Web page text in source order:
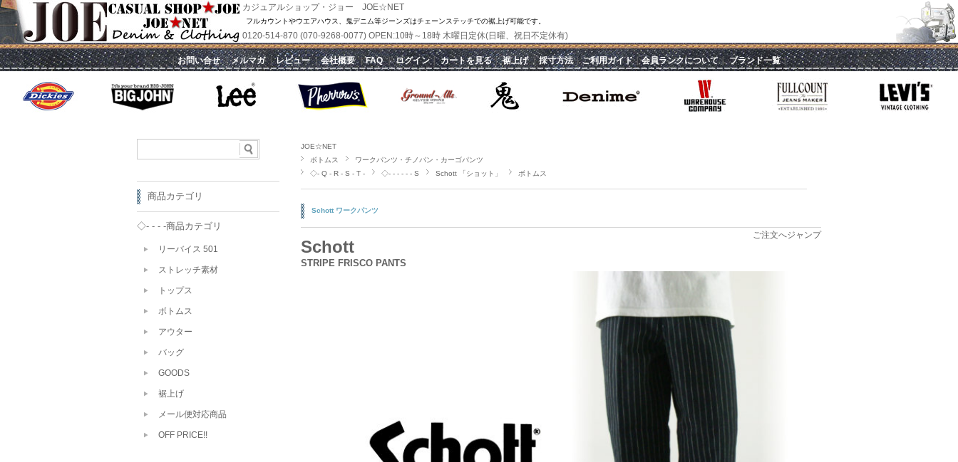
カジュアルショップ・ジョー JOE☆NET
フルカウントやウエアハウス、鬼デニム等ジーンズはチェーンステッチでの裾上げ可能です。
0120-514-870 (070-9268-0077) OPEN:10時～18時 木曜日定休(日曜、祝日不定休有)
｜お問い合せ｜メルマガ｜レビュー｜会社概要｜FAQ｜ログイン｜カートを見る｜裾上げ｜採寸方法｜ご利用ガイド｜会員ランクについて｜ブランド一覧｜
JOE☆NET
ボトムス
ワークパンツ・チノパン・カーゴパンツ
◇- Q - R - S - T -
◇- - - - - - S Schott 「ショット」 ボトムス
Schott ワークパンツ
ご注文へジャンプ
Schott
STRIPE FRISCO PANTS
商品カテゴリ
◇- - - -商品カテゴリ
リーバイス 501
ストレッチ素材
トップス
ボトムス
アウター
バッグ
GOODS
裾上げ
メール便対応商品
OFF PRICE!!